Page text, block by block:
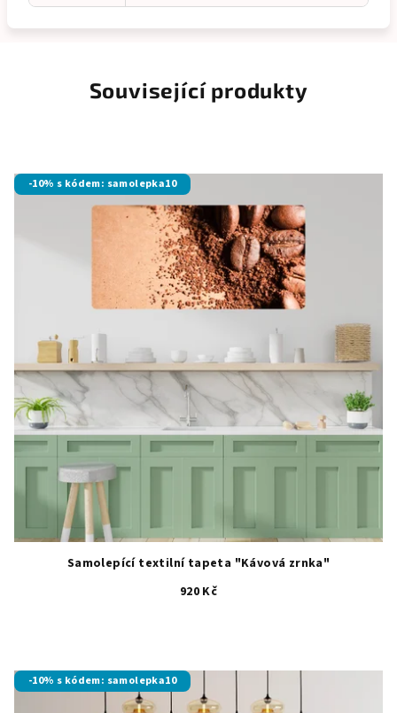
Související produkty
-10% s kódem: samolepka10
Samolepící textilní tapeta "Kávová zrnka"
920 Kč
-10% s kódem: samolepka10